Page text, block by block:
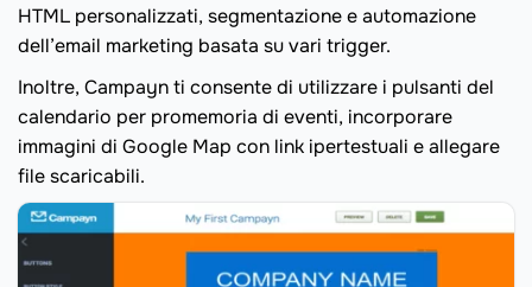
HTML personalizzati, segmentazione e automazione
dell’email marketing basata su vari trigger.
Inoltre, Campayn ti consente di utilizzare i pulsanti del
calendario per promemoria di eventi, incorporare
immagini di Google Map con link ipertestuali e allegare
file scaricabili.